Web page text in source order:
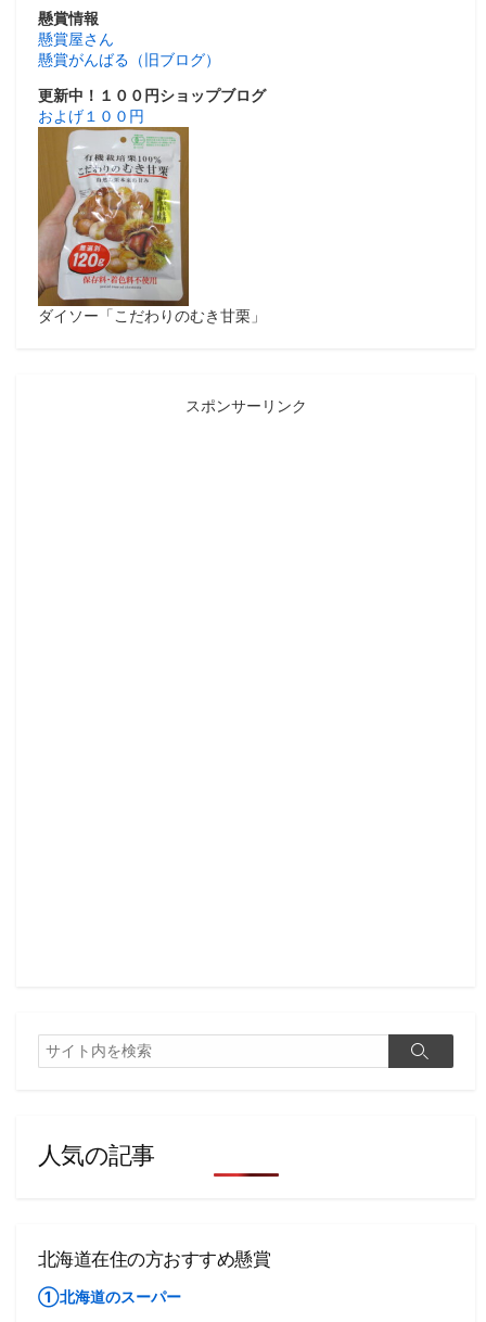
懸賞情報
懸賞屋さん
懸賞がんばる（旧ブログ）
更新中！１００円ショップブログ
およげ１００円
ダイソー「こだわりのむき甘栗」
スポンサーリンク
検
索
検
人気の記事
北海道在住の方おすすめ懸賞
①北海道のスーパー